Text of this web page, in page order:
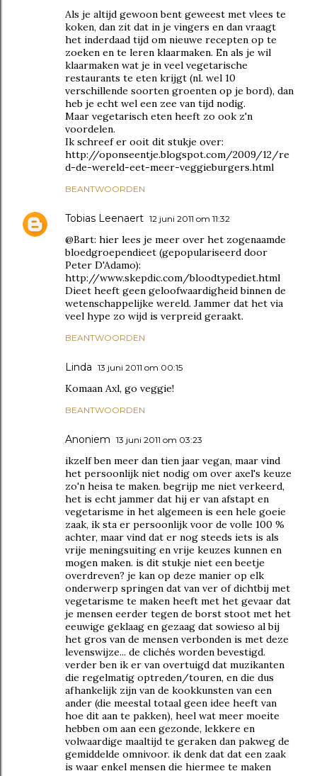
Als je altijd gewoon bent geweest met vlees te
koken, dan zit dat in je vingers en dan vraagt
het inderdaad tijd om nieuwe recepten op te
zoeken en te leren klaarmaken. En als je wil
klaarmaken wat je in veel vegetarische
restaurants te eten krijgt (nl. wel 10
verschillende soorten groenten op je bord), dan
heb je echt wel een zee van tijd nodig.
Maar vegetarisch eten heeft zo ook z'n
voordelen.
Ik schreef er ooit dit stukje over:
http://oponseentje.blogspot.com/2009/12/re
d-de-wereld-eet-meer-veggieburgers.html
BEANTWOORDEN
Tobias Leenaert 12 juni 2011 om 11:32
@Bart: hier lees je meer over het zogenaamde
bloedgroependieet (gepopulariseerd door
Peter D'Adamo):
http://www.skepdic.com/bloodtypediet.html
Dieet heeft geen geloofwaardigheid binnen de
wetenschappelijke wereld. Jammer dat het via
veel hype zo wijd is verpreid geraakt.
BEANTWOORDEN
Linda 13 juni 2011 om 00:15
Komaan Axl, go veggie!
BEANTWOORDEN
Anoniem 13 juni 2011 om 03:23
ikzelf ben meer dan tien jaar vegan, maar vind
het persoonlijk niet nodig om over axel's keuze
zo'n heisa te maken. begrijp me niet verkeerd,
het is echt jammer dat hij er van afstapt en
vegetarisme in het algemeen is een hele goeie
zaak, ik sta er persoonlijk voor de volle 100 %
achter, maar vind dat er nog steeds iets is als
vrije meningsuiting en vrije keuzes kunnen en
mogen maken. is dit stukje niet een beetje
overdreven? je kan op deze manier op elk
onderwerp springen dat van ver of dichtbij met
vegetarisme te maken heeft met het gevaar dat
je mensen eerder tegen de borst stoot met het
eeuwige geklaag en gezaag dat sowieso al bij
het gros van de mensen verbonden is met deze
levenswijze... de clichés worden bevestigd.
verder ben ik er van overtuigd dat muzikanten
die regelmatig optreden/touren, en die dus
afhankelijk zijn van de kookkunsten van een
ander (die meestal totaal geen idee heeft van
hoe dit aan te pakken), heel wat meer moeite
hebben om aan een gezonde, lekkere en
volwaardige maaltijd te geraken dan pakweg de
gemiddelde omnivoor. ik denk dat dat een zaak
is waar enkel mensen die hiermee te maken